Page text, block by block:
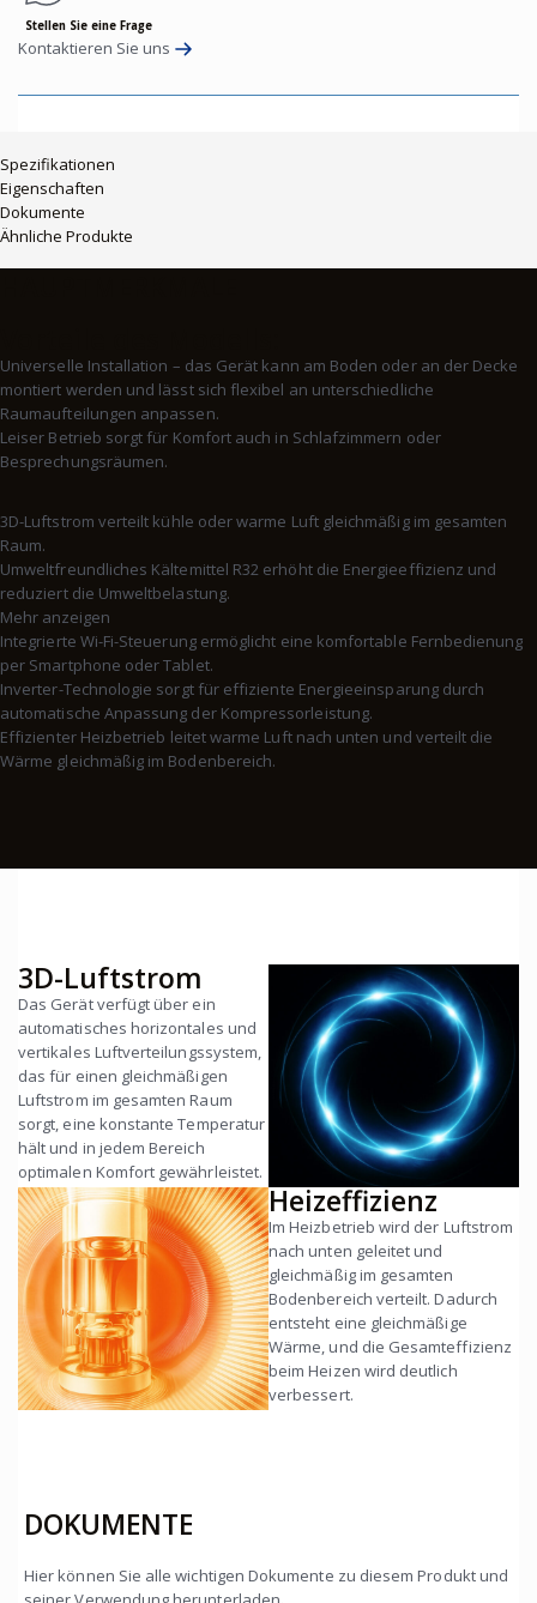
Stellen Sie eine Frage
Kontaktieren Sie uns
Spezifikationen
Eigenschaften
Dokumente
Ähnliche Produkte
Universelle Installation – das Gerät kann am Boden oder an der Decke
montiert werden und lässt sich flexibel an unterschiedliche
Raumaufteilungen anpassen.
Leiser Betrieb sorgt für Komfort auch in Schlafzimmern oder
Besprechungsräumen.
3D-Luftstrom verteilt kühle oder warme Luft gleichmäßig im gesamten
Raum.
Umweltfreundliches Kältemittel R32 erhöht die Energieeffizienz und
reduziert die Umweltbelastung.
Mehr anzeigen
Integrierte Wi-Fi-Steuerung ermöglicht eine komfortable Fernbedienung
per Smartphone oder Tablet.
Inverter-Technologie sorgt für effiziente Energieeinsparung durch
automatische Anpassung der Kompressorleistung.
Effizienter Heizbetrieb leitet warme Luft nach unten und verteilt die
Wärme gleichmäßig im Bodenbereich.
3D-Luftstrom
Das Gerät verfügt über ein
automatisches horizontales und
vertikales Luftverteilungssystem,
das für einen gleichmäßigen
Luftstrom im gesamten Raum
sorgt, eine konstante Temperatur
hält und in jedem Bereich
optimalen Komfort gewährleistet.
Heizeffizienz
Im Heizbetrieb wird der Luftstrom
nach unten geleitet und
gleichmäßig im gesamten
Bodenbereich verteilt. Dadurch
entsteht eine gleichmäßige
Wärme, und die Gesamteffizienz
beim Heizen wird deutlich
verbessert.
DOKUMENTE
Hier können Sie alle wichtigen Dokumente zu diesem Produkt und